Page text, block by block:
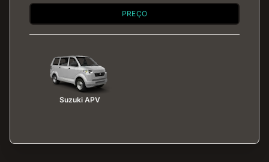
PREÇO
Suzuki APV